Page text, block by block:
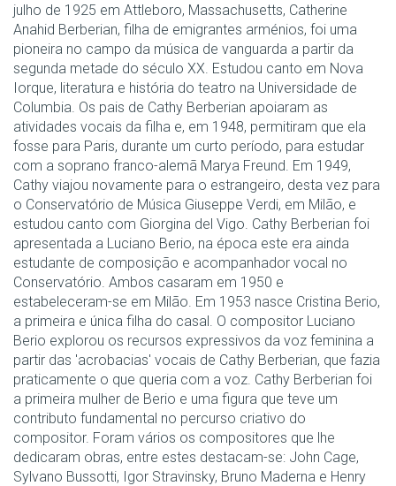
julho de 1925 em Attleboro, Massachusetts, Catherine
Anahid Berberian, filha de emigrantes arménios, foi uma
pioneira no campo da música de vanguarda a partir da
segunda metade do século XX. Estudou canto em Nova
Iorque, literatura e história do teatro na Universidade de
Columbia. Os pais de Cathy Berberian apoiaram as
atividades vocais da filha e, em 1948, permitiram que ela
fosse para Paris, durante um curto período, para estudar
com a soprano franco-alemã Marya Freund. Em 1949,
Cathy viajou novamente para o estrangeiro, desta vez para
o Conservatório de Música Giuseppe Verdi, em Milão, e
estudou canto com Giorgina del Vigo. Cathy Berberian foi
apresentada a Luciano Berio, na época este era ainda
estudante de composição e acompanhador vocal no
Conservatório. Ambos casaram em 1950 e
estabeleceram-se em Milão. Em 1953 nasce Cristina Berio,
a primeira e única filha do casal. O compositor Luciano
Berio explorou os recursos expressivos da voz feminina a
partir das 'acrobacias' vocais de Cathy Berberian, que fazia
praticamente o que queria com a voz. Cathy Berberian foi
a primeira mulher de Berio e uma figura que teve um
contributo fundamental no percurso criativo do
compositor. Foram vários os compositores que lhe
dedicaram obras, entre estes destacam-se: John Cage,
Sylvano Bussotti, Igor Stravinsky, Bruno Maderna e Henry